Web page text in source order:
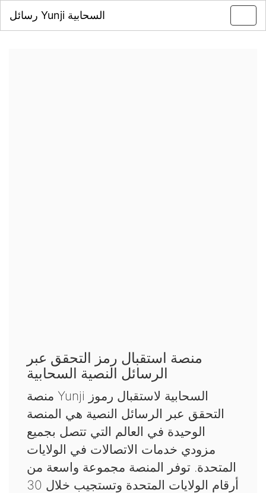
رسائل Yunji السحابية
منصة استقبال رمز التحقق عبر
الرسائل النصية السحابية
منصة Yunji السحابية لاستقبال رموز
التحقق عبر الرسائل النصية هي المنصة
الوحيدة في العالم التي تتصل بجميع
مزودي خدمات الاتصالات في الولايات
المتحدة. توفر المنصة مجموعة واسعة من
أرقام الولايات المتحدة وتستجيب خلال 30